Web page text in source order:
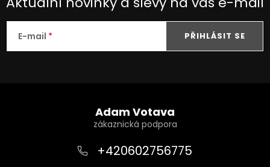
E-mail PŘIHLÁSIT SE
Adam Votava
+420602756775